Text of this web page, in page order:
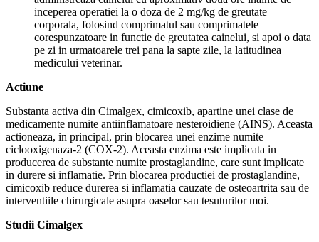
inceperea operatiei la o doza de 2 mg/kg de greutate
corporala, folosind comprimatul sau comprimatele
corespunzatoare in functie de greutatea cainelui, si apoi o data
pe zi in urmatoarele trei pana la sapte zile, la latitudinea
medicului veterinar.
Actiune
Substanta activa din Cimalgex, cimicoxib, apartine unei clase de
medicamente numite antiinflamatoare nesteroidiene (AINS). Aceasta
actioneaza, in principal, prin blocarea unei enzime numite
ciclooxigenaza-2 (COX-2). Aceasta enzima este implicata in
producerea de substante numite prostaglandine, care sunt implicate
in durere si inflamatie. Prin blocarea productiei de prostaglandine,
cimicoxib reduce durerea si inflamatia cauzate de osteoartrita sau de
interventiile chirurgicale asupra oaselor sau tesuturilor moi.
Studii Cimalgex